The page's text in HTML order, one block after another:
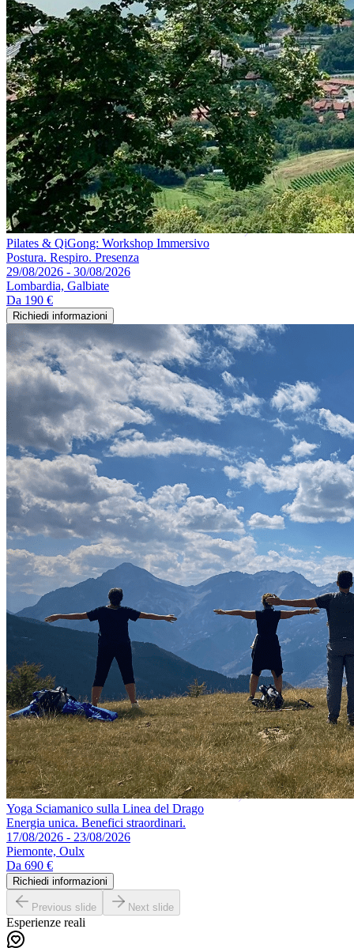
Pilates & QiGong: Workshop Immersivo
Postura. Respiro. Presenza
29/08/2026 - 30/08/2026
Lombardia, Galbiate
Da 190 €
Richiedi informazioni
Yoga Sciamanico sulla Linea del Drago
Energia unica. Benefici straordinari.
17/08/2026 - 23/08/2026
Piemonte, Oulx
Da 690 €
Richiedi informazioni
Previous slide Next slide
Esperienze reali